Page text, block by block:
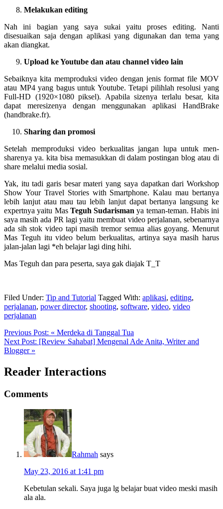
Melakukan editing
Nah ini bagian yang saya sukai yaitu proses editing. Nanti
disesuaikan saja dengan aplikasi yang digunakan dan tema yang
akan diangkat.
Upload ke Youtube dan atau channel video lain
Sebaiknya kita memproduksi video dengan jenis format file MOV
atau MP4 yang bagus untuk Youtube. Tetapi pilihlah resolusi yang
Full-HD (1920×1080 piksel). Apabila sizenya terlalu besar, kita
dapat meresizenya dengan menggunakan aplikasi HandBrake
(handbrake.fr).
Sharing dan promosi
Setelah memproduksi video berkualitas jangan lupa untuk men-
sharenya ya. kita bisa memasukkan di dalam postingan blog atau di
share melalui media sosial.
Yak, itu tadi garis besar materi yang saya dapatkan dari Workshop
Show Your Travel Stories with Smartphone. Kalau mau bertanya
lebih lanjut atau mau tau lebih lanjut dapat bertanya langsung ke
expertnya yaitu Mas Teguh Sudarisman ya teman-teman. Habis ini
saya masih ada PR lagi yaitu membuat video perjalanan, sebenarnya
ada sih stok video tapi masih tremor semua alias goyang. Menurut
Mas Teguh itu video belum berkualitas, artinya saya masih harus
jalan-jalan lagi *eh belajar lagi ding hihi.
Mas Teguh dan para peserta, saya gak diajak T_T
Filed Under: Tip and Tutorial Tagged With: aplikasi, editing,
perjalanan, power director, shooting, software, video, video
perjalanan
Previous Post: « Merdeka di Tanggal Tua
Next Post: [Review Sahabat] Mengenal Ade Anita, Writer and
Blogger »
Reader Interactions
Comments
Rahmah says
May 23, 2016 at 1:41 pm
Kebetulan sekali. Saya juga lg belajar buat video meski masih
ala ala.